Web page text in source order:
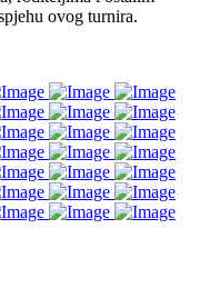
ovog turnira.